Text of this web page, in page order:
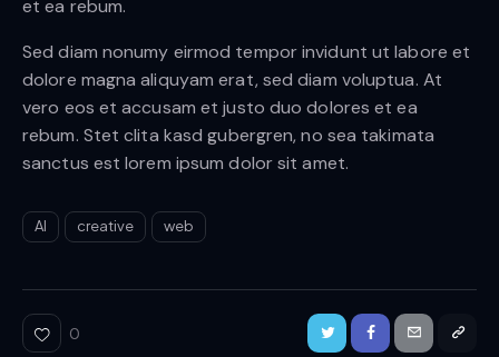
et ea rebum.
Sed diam nonumy eirmod tempor invidunt ut labore et
dolore magna aliquyam erat, sed diam voluptua. At
vero eos et accusam et justo duo dolores et ea
rebum. Stet clita kasd gubergren, no sea takimata
sanctus est lorem ipsum dolor sit amet.
AI creative web
0